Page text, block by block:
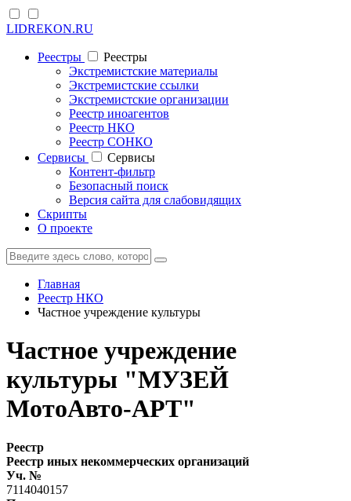
LIDREKON.RU
Реестры
Реестры
Экстремистские материалы
Экстремистские ссылки
Экстремистские организации
Реестр иноагентов
Реестр НКО
Реестр СОНКО
Cервисы
Cервисы
Контент-фильтр
Безопасный поиск
Версия сайта для слабовидящих
Скрипты
О проекте
Главная
Реестр НКО
Частное учреждение культуры
Частное учреждение
культуры "МУЗЕЙ
МотоАвто-АРТ"
Реестр
Реестр иных некоммерческих организаций
Уч. №
7114040157